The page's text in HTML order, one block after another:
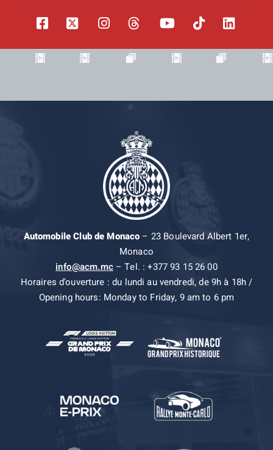
Automobile Club de Monaco– 23 Boulevard Albert 1er,
Monaco
info@acm.mc– Tel. : +377 93 15 26 00
Horaires d’ouverture : du lundi au vendredi, de 9h à 18h /
Opening hours: Monday to Friday, 9 am to 6 pm